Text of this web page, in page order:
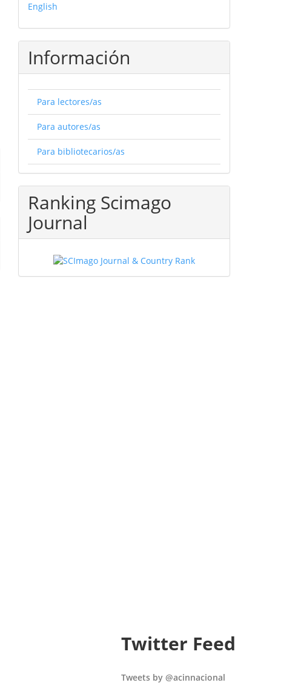
English
Información
Para lectores/as
Para autores/as
Para bibliotecarios/as
Ranking Scimago
Journal
Twitter Feed
Tweets by @acinnacional